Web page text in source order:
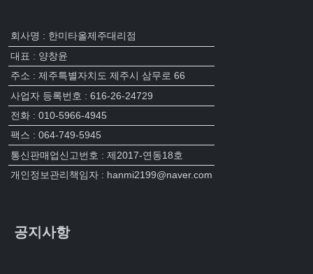
회사명 : 한미타올제주대리점
대표 : 양창윤
주소 : 제주특별자치도 제주시 삼무로 66
사업자 등록번호 : 616-26-24729
전화 : 010-5966-4945
팩스 : 064-749-5945
통신판매업신고번호 : 제2017-연동18호
개인정보관리책임자 : hanmi2199@naver.com
공지사항